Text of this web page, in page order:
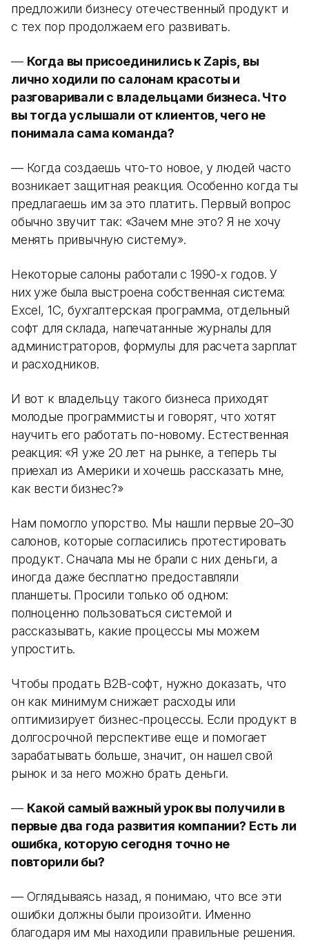
предложили бизнесу отечественный продукт и
с тех пор продолжаем его развивать.
— Когда вы присоединились к Zapis, вы
лично ходили по салонам красоты и
разговаривали с владельцами бизнеса. Что
вы тогда услышали от клиентов, чего не
понимала сама команда?
— Когда создаешь что-то новое, у людей часто
возникает защитная реакция. Особенно когда ты
предлагаешь им за это платить. Первый вопрос
обычно звучит так: «Зачем мне это? Я не хочу
менять привычную систему».
Некоторые салоны работали с 1990-х годов. У
них уже была выстроена собственная система:
Excel, 1С, бухгалтерская программа, отдельный
софт для склада, напечатанные журналы для
администраторов, формулы для расчета зарплат
и расходников.
И вот к владельцу такого бизнеса приходят
молодые программисты и говорят, что хотят
научить его работать по-новому. Естественная
реакция: «Я уже 20 лет на рынке, а теперь ты
приехал из Америки и хочешь рассказать мне,
как вести бизнес?»
Нам помогло упорство. Мы нашли первые 20–30
салонов, которые согласились протестировать
продукт. Сначала мы не брали с них деньги, а
иногда даже бесплатно предоставляли
планшеты. Просили только об одном:
полноценно пользоваться системой и
рассказывать, какие процессы мы можем
упростить.
Чтобы продать B2B-софт, нужно доказать, что
он как минимум снижает расходы или
оптимизирует бизнес-процессы. Если продукт в
долгосрочной перспективе еще и помогает
зарабатывать больше, значит, он нашел свой
рынок и за него можно брать деньги.
— Какой самый важный урок вы получили в
первые два года развития компании? Есть ли
ошибка, которую сегодня точно не
повторили бы?
— Оглядываясь назад, я понимаю, что все эти
ошибки должны были произойти. Именно
благодаря им мы находили правильные решения.